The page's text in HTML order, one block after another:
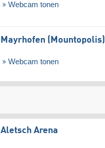
Webcam tonen
Mayrhofen (Mountopolis)
Webcam tonen
Aletsch Arena